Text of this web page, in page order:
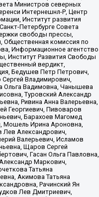
Министров северных
Интернешнл-Р, Центр
Институт развития
Петербурге Совета
свободы прессы,
Общественная комиссия по
Информационное агентство
Институт Развития Свободы
вердикт,
Бедушев Петр Петрович,
Сергей Владимирович,
Ольга Вадимовна, Чанышева
Туровский Александр
Ривина Анна Валерьевна,
Георгиевич, Пивоваров
Барахоев Магомед
Мошель Ирина Ароновна,
Лев Александрович,
Валерьевич, Исламов
Щаров Сергей
Гасан Ольга Павловна,
Маркович,
Татьяна
Акимова Татьяна
Рачинский Ян
Лев Дмитриевич,